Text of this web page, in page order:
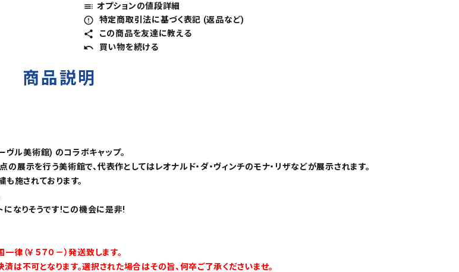
toc オプションの値段詳細
error_outline 特定商取引法に基づく表記 (返品など)
share この商品を友達に教える
undo 買い物を続ける
商品説明
ヴル美術館) のコラボキャップ。
示を行う美術館で、代表作としてはレオナルド・ダ・ヴィンチのモナ・リザなどが展示されます。
施されております。
になりそうです!この機会に是非!
（￥５７０－）発送致します。
不可となります。選択された場合はその旨、何卒ご了承くださいませ。